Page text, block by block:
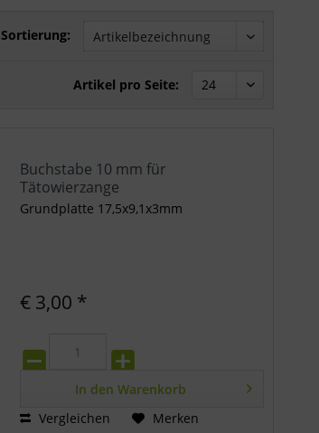
Sortierung:
Artikel pro Seite:
Buchstabe 10 mm für
Tätowierzange
Grundplatte 17,5x9,1x3mm
€ 3,00 *
In den Warenkorb
Vergleichen
Merken